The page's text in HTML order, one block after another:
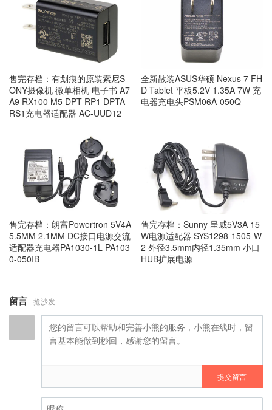
售完存档：有划痕的原装索尼S
ONY摄像机 微单相机 电子书 A7
A9 RX100 M5 DPT-RP1 DPTA-
RS1充电器适配器 AC-UUD12
全新散装ASUS华硕 Nexus 7 FH
D Tablet 平板5.2V 1.35A 7W 充
电器充电头PSM06A-050Q
售完存档：朗富Powertron 5V4A
5.5MM 2.1MM DC接口电源交流
适配器充电器PA1030-1L PA103
0-050IB
售完存档：Sunny 呈威5V3A 15
W电源适配器 SYS1298-1505-W
2 外径3.5mm内径1.35mm 小口
HUB扩展电源
留言 抢沙发
提交留言